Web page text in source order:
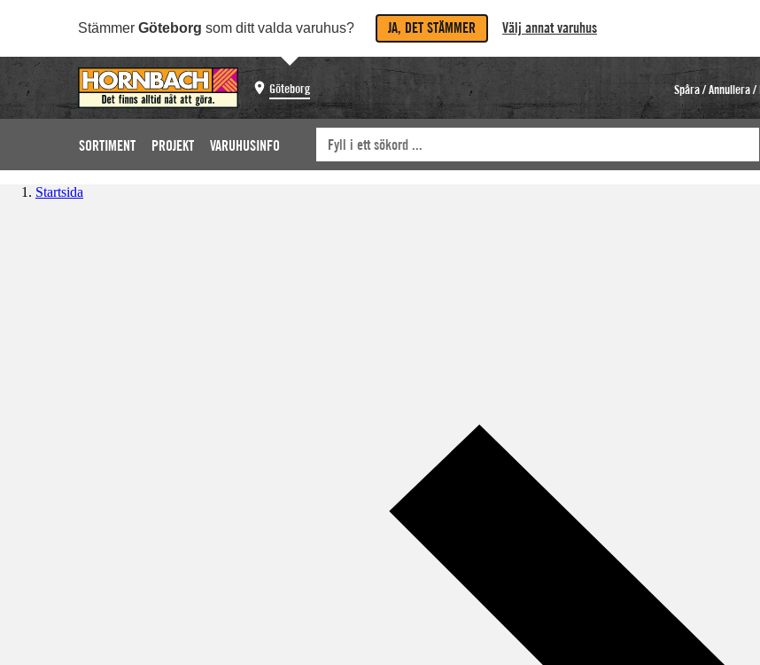
Stämmer Göteborg som ditt valda varuhus? JA, DET STÄMMER Välj annat varuhus
Göteborg Spåra / Annullera
SORTIMENT PROJEKT VARUHUSINFO
Startsida